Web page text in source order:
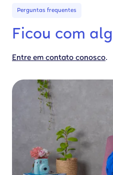
Perguntas frequentes
Ficou com
Entre em contato conosco.